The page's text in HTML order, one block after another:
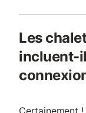
Les
incluent-
Certainement